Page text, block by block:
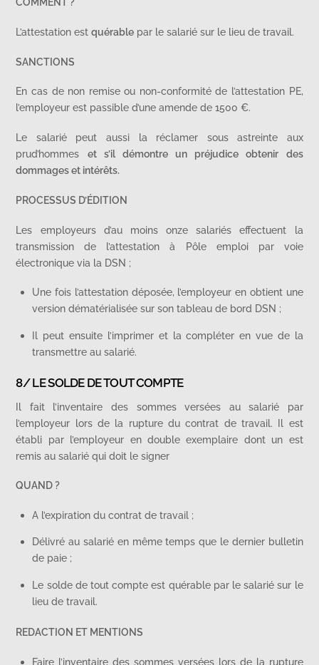
L’attestation estquérable par le salarié sur le lieu de travail.
SANCTIONS
En cas de non remise ou non-conformité de l’attestation PE,
l’employeur est passible d’une amende de 1500 €.
Le salarié peut aussi la réclamer sous astreinte aux
prud’hommes et s’il démontre un préjudice obtenir des
dommages et intérêts.
PROCESSUS D’ÉDITION
Les employeurs d’au moins onze salariés effectuent la
transmission de l’attestation à Pôle emploi par voie
électronique via la DSN ;
Une fois l’attestation déposée, l’employeur en obtient une
version dématérialisée sur son tableau de bord DSN ;
Il peut ensuite l’imprimer et la compléter en vue de la
transmettre au salarié.
8/ LE SOLDE DE TOUT COMPTE
Il fait l’inventaire des sommes versées au salarié par
l’employeur lors de la rupture du contrat de travail. Il est
établi par l’employeur en double exemplaire dont un est
remis au salarié qui doit le signer
QUAND ?
A l’expiration du contrat de travail ;
Délivré au salarié en même temps que le dernier bulletin
de paie ;
Le solde de tout compte est quérable par le salarié sur le
lieu de travail.
REDACTION ET MENTIONS
Faire l’inventaire des sommes versées lors de la rupture